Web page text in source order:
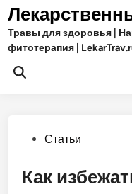
Перейти
содержимому
Травы для здоровья |
фитотерапия |
Открыть
Опубликовано
Статьи
Как